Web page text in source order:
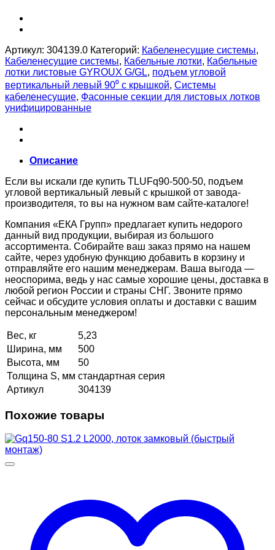
Артикул: 304139.0 Категорий: Кабеленесущие системы,
Кабеленесущие системы, Кабельные лотки, Кабельные
лотки листовые GYROUX G/GL, подъем угловой
вертикальный левый 90⁰ с крышкой, Системы
кабеленесущие, Фасонные секции для листовых лотков
унифицированные
Описание
Если вы искали где купить TLUFq90-500-50, подъем
угловой вертикальный левый с крышкой от завода-
производителя, то вы на нужном вам сайте-каталоге!
Компания «ЕКА Групп» предлагает купить недорого
данный вид продукции, выбирая из большого
ассортимента. Собирайте ваш заказ прямо на нашем
сайте, через удобную функцию добавить в корзину и
отправляйте его нашим менеджерам. Ваша выгода —
неоспорима, ведь у нас самые хорошие цены, доставка в
любой регион России и страны СНГ. Звоните прямо
сейчас и обсудите условия оплаты и доставки с вашим
персональным менеджером!
Вес, кг
5,23
Ширина, мм
500
Высота, мм
50
Толщина S, мм стандартная серия
Артикул
304139
Похожие товары